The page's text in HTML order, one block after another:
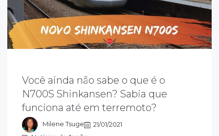
Você ainda não sabe o que é o
N700S Shinkansen? Sabia que
funciona até em terremoto?
Milene Tsuge
21/01/2021
o mais novo trem-bala do Japão,
letra "S" significa "supreme". Supremo
indica melhoria no design, na tecnologia
conforto e pode operar durante um